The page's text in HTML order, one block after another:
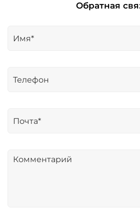
Обратная